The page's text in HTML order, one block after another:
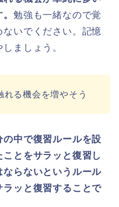
勉強も一緒なので覚
ないでください。記憶
ましょう。
れる機会を増やそう
の中で復習ルールを設
とをサラッと復習し
らないというルール
ッと復習することで